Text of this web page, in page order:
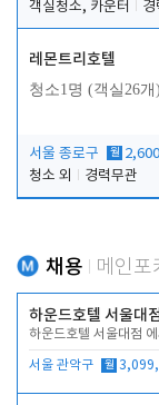
객실청소, 카운터
경
레몬트리호텔
청소1명 (객실26개)
서울 종로구 월
청소 외
경력무관
채용 메인포
하운드호텔 서울대
하운드호텔 서울대점
서울 관악구 월